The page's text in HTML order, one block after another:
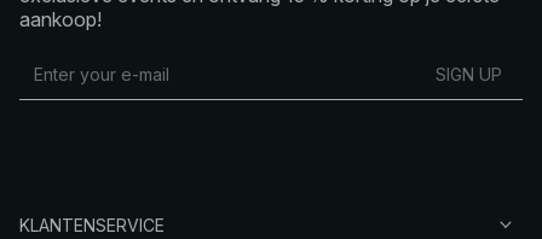
aankoop!
SIGN UP
KLANTENSERVICE